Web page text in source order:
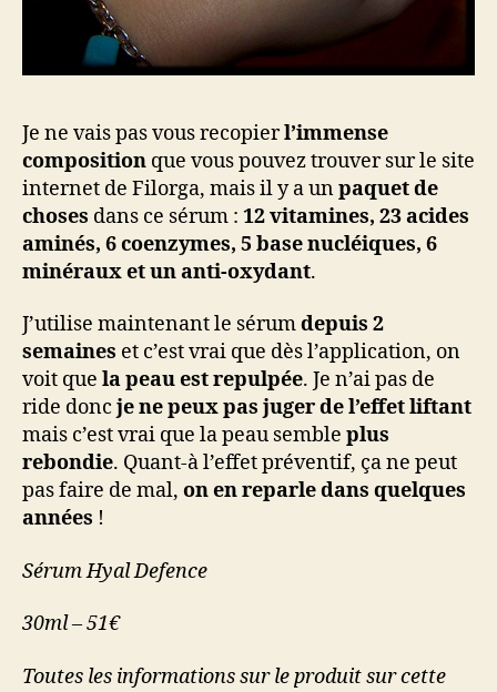
Je ne vais pas vous recopierl’immense
composition que vous pouvez trouver sur le site
internet de Filorga, mais il y a unpaquet de
choses dans ce sérum : 12 vitamines, 23 acides
aminés, 6 coenzymes, 5 base nucléiques, 6
minéraux et un anti-oxydant.
J’utilise maintenant le sérumdepuis 2
semaines et c’est vrai que dès l’application, on
voit que la peau est repulpée. Je n’ai pas de
ride donc je ne peux pas juger de l’effet liftant
mais c’est vrai que la peau semble plus
rebondie. Quant-à l’effet préventif, ça ne peut
pas faire de mal, on en reparle dans quelques
années !
Sérum Hyal Defence
30ml – 51€
Toutes les informations sur le produit sur cette